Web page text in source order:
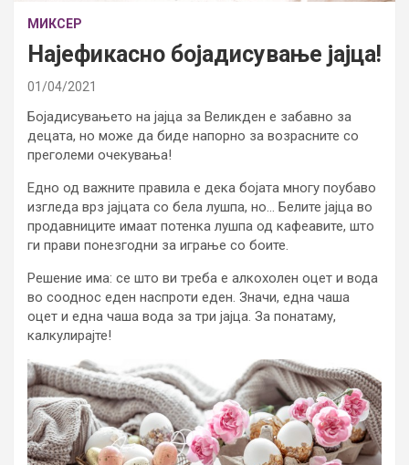
МИКСЕР
Најефикасно бојадисување јајца!
01/04/2021
Бојадисувањето на јајца за Великден е забавно за
децата, но може да биде напорно за возрасните со
преголеми очекувања!
Едно од важните правила е дека бојата многу поубаво
изгледа врз јајцата со бела лушпа, но… Белите јајца во
продавниците имаат потенка лушпа од кафеавите, што
ги прави понезгодни за играње со боите.
Решение има: се што ви треба е алкохолен оцет и вода
во сооднос еден наспроти еден. Значи, една чаша
оцет и една чаша вода за три јајца. За понатаму,
калкулирајте!